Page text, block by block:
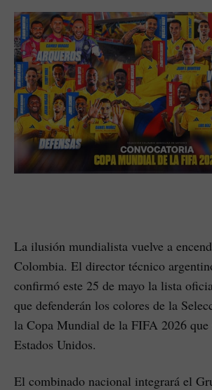
La ilusión mundialista vuelve a
Colombia. El director técnico
confirmó este 25 de mayo la lista
que defenderán los colores de la
la Copa Mundial de la FIFA 2026 que
Estados Unidos.
El combinado nacional integrará el